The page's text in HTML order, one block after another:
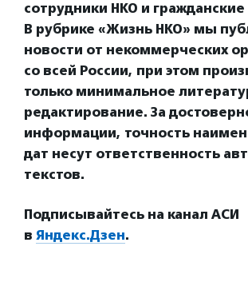
сотрудники НКО и
В рубрике «Жизнь НКО» мы
новости от некоммерческих
со всей России, при этом
только минимальное
редактирование. За
информации, точность
дат несут ответственность
текстов.
Подписывайтесь на канал АСИ
в Яндекс.Дзен.